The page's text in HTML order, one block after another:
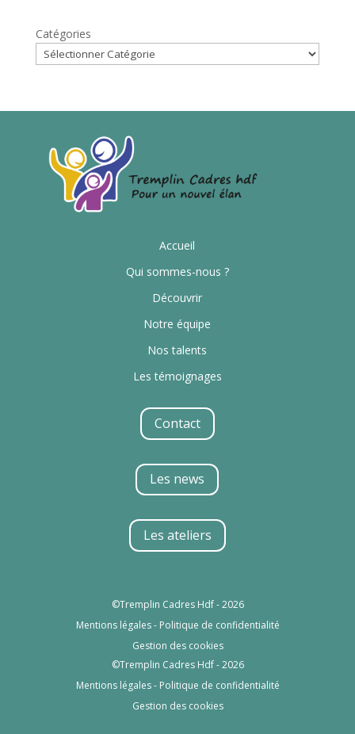
Catégories
Accueil
Qui sommes-nous ?
Découvrir
Notre équipe
Nos talents
Les témoignages
Contact
Les news
Les ateliers
©Tremplin Cadres Hdf - 2026
Mentions légales- Politique de confidentialité
Gestion des cookies
©Tremplin Cadres Hdf - 2026
Mentions légales- Politique de confidentialité
Gestion des cookies